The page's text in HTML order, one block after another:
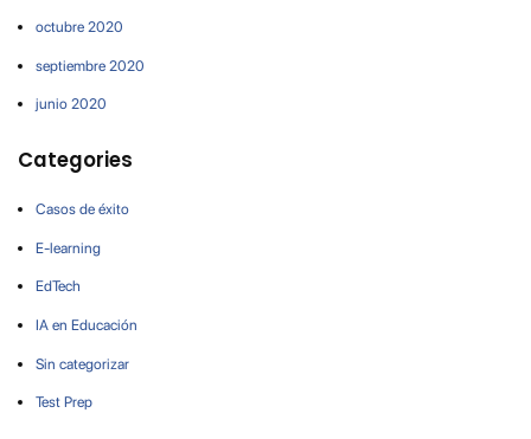
octubre 2020
septiembre 2020
junio 2020
Categories
Casos de éxito
E-learning
EdTech
IA en Educación
Sin categorizar
Test Prep